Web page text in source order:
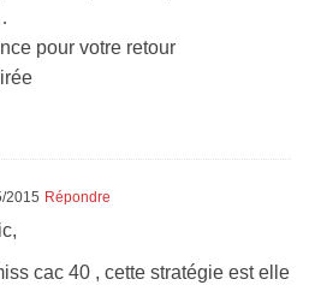
pour votre retour
2015 Répondre
cac 40 , cette stratégie est elle